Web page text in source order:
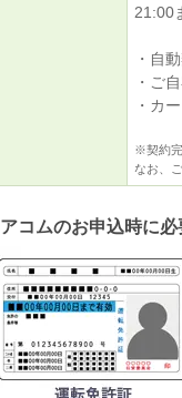
21:00
・自
・ご
・カ
※契約完
なお、
アコムのお申込時に